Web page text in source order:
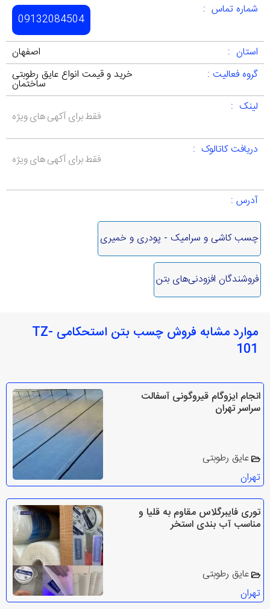
شماره تماس :
09132084504
استان :
اصفهان
گروه فعالیت :
خرید و قیمت انواع عایق رطوبتی
ساختمان
لینک :
فقط برای آکهی های ویژه
دریافت کاتالوک :
فقط برای آکهی های ویژه
آدرس :
چسب کاشی و سرامیک - پودری و خمیری
فروشندگان افزودنی‌های بتن
موارد مشابه فروش چسب بتن استحکامی TZ-
101
انجام ایزوگام قیروگونی آسفالت
سراسر تهران
عایق رطوبتی
تهران
توری‌ فایبرگلاس مقاوم به قلیا و
مناسب آب بندی استخر
عایق رطوبتی
تهران